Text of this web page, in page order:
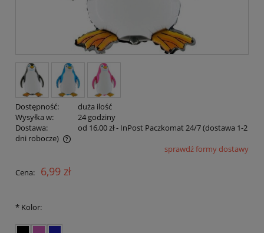
Dostępność:
duża ilość
Wysyłka w:
24 godziny
Dostawa:
od 16,00 zł- InPost Paczkomat 24/7 (dostawa 1-2
dni robocze)
Cena nie zawiera ewentualnych kosztów płatnościsprawdź formy dostawy
Cena: 6,99 zł
* Kolor: